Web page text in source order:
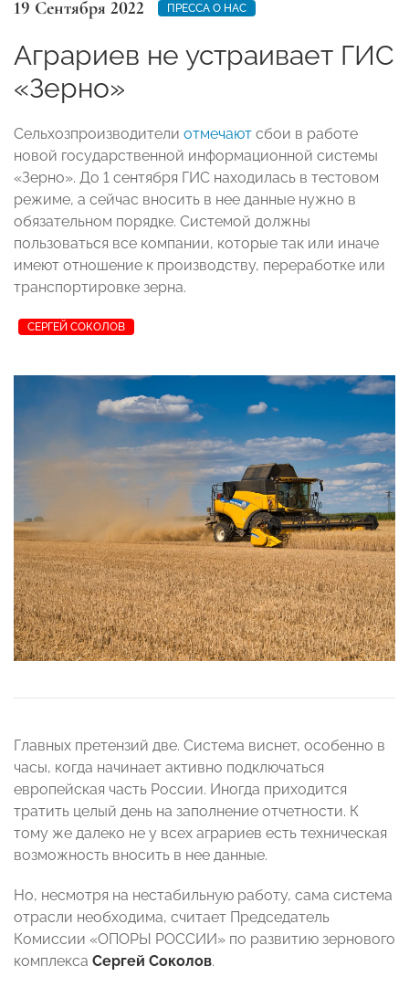
19 Сентября 2022 ПРЕССА О НАС
Аграриев не устраивает ГИС
«Зерно»
Сельхозпроизводители отмечают сбои в работе
новой государственной информационной системы
«Зерно». До 1 сентября ГИС находилась в тестовом
режиме, а сейчас вносить в нее данные нужно в
обязательном порядке. Системой должны
пользоваться все компании, которые так или иначе
имеют отношение к производству, переработке или
транспортировке зерна.
СЕРГЕЙ СОКОЛОВ
Главных претензий две. Система виснет, особенно в
часы, когда начинает активно подключаться
европейская часть России. Иногда приходится
тратить целый день на заполнение отчетности. К
тому же далеко не у всех аграриев есть техническая
возможность вносить в нее данные.
Но, несмотря на нестабильную работу, сама система
отрасли необходима, считает Председатель
Комиссии «ОПОРЫ РОССИИ» по развитию зернового
комплекса Сергей Соколов.